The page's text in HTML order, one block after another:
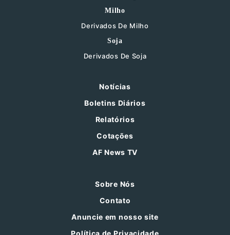
Milho
Derivados De Milho
Soja
Derivados De Soja
Notícias
Boletins Diários
Relatórios
Cotações
AF News TV
Sobre Nós
Contato
Anuncie em nosso site
Política de Privacidade